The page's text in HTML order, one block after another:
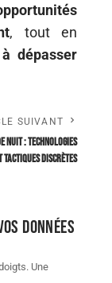
, tout en
dépasser
SUIVANT
nuit : technologies
tactiques discrètes
données
Une